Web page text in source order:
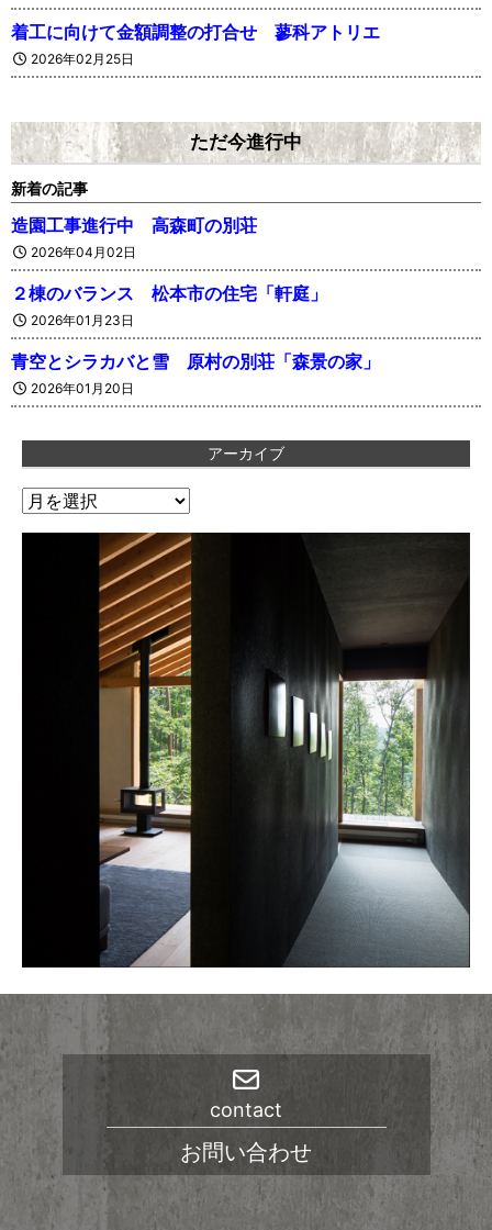
着工に向けて金額調整の打合せ 蓼科アトリエ
2026年02月25日
ただ今進行中
新着の記事
造園工事進行中 高森町の別荘
2026年04月02日
２棟のバランス 松本市の住宅「軒庭」
2026年01月23日
青空とシラカバと雪 原村の別荘「森景の家」
2026年01月20日
アーカイブ
ア
contact
お問い合わせ